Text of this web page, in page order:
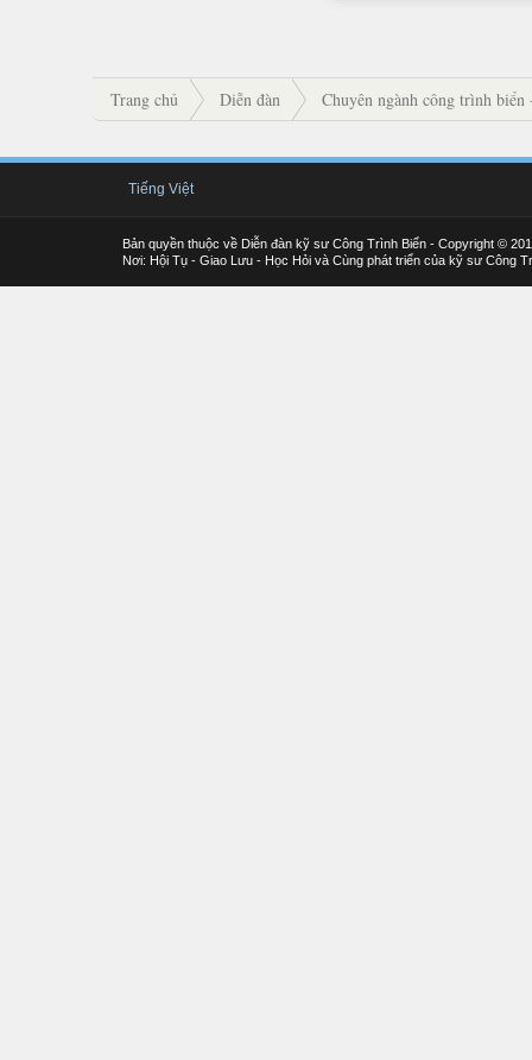
Trang chủ Diễn đàn Chuyên ngành công trình
Tiếng Việt
Bản quyền thuộc về Diễn đàn kỹ sư Công Trình Biển - Copyright ©
Nơi: Hội Tụ - Giao Lưu - Học Hỏi và Cùng phát triển của kỹ sư Công